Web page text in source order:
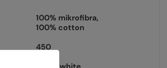
100% mikrofibra
100% cotton
450